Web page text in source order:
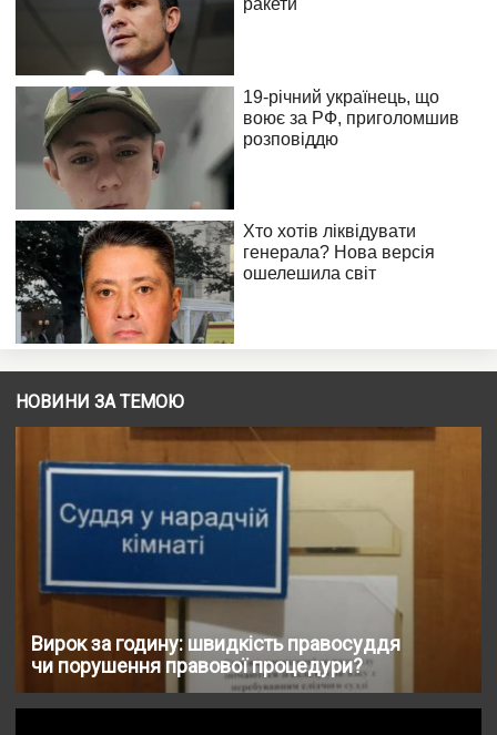
НОВИНИ ЗА ТЕМОЮ
Вирок за годину: швидкість правосуддя
чи порушення правової процедури?